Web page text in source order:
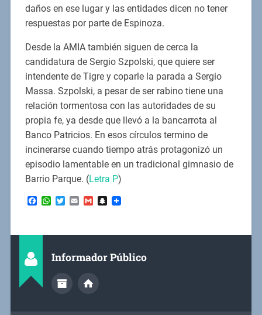
daños en ese lugar y las entidades dicen no tener
respuestas por parte de Espinoza.
Desde la AMIA también siguen de cerca la
candidatura de Sergio Szpolski, que quiere ser
intendente de Tigre y coparle la parada a Sergio
Massa. Szpolski, a pesar de ser rabino tiene una
relación tormentosa con las autoridades de su
propia fe, ya desde que llevó a la bancarrota al
Banco Patricios. En esos círculos termino de
incinerarse cuando tiempo atrás protagonizó un
episodio lamentable en un tradicional gimnasio de
Barrio Parque. (Letra P)
Facebook
WhatsApp
Twitter
EmailGmailSnapchat
Informador Público